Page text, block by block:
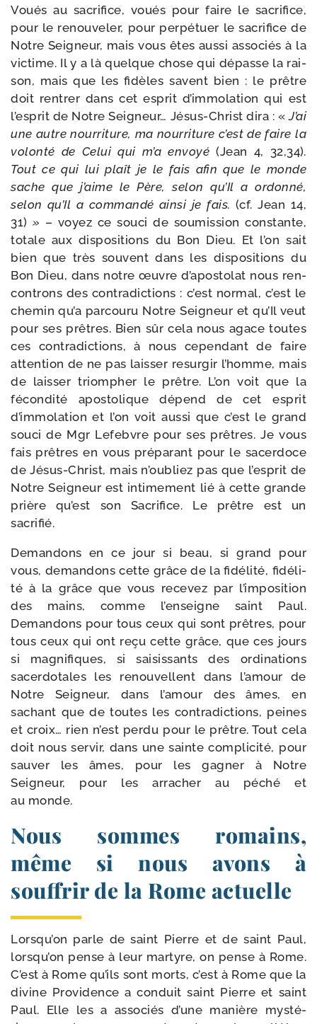
Voués au sacri­fice, voués pour faire le sacri­fice,
pour le renou­ve­ler, pour per­pé­tuer le sacri­fice de
Notre Seigneur, mais vous êtes aus­si asso­ciés à la
vic­time. Il y a là quelque chose qui dépasse la rai­
son, mais que les fidèles savent bien : le prêtre
doit ren­trer dans cet esprit d’immolation qui est
l’esprit de Notre Seigneur… Jésus-​Christ dira : «J’ai
une autre nour­ri­ture, ma nour­ri­ture c’est de faire la
volon­té de Celui qui m’a envoyé (Jean 4, 32,34).
Tout ce qui lui plaît je le fais afin que le monde
sache que j’aime le Père, selon qu’Il a ordon­né,
selon qu’Il a com­man­dé ain­si je fais. (cf. Jean 14,
31) » – voyez ce sou­ci de sou­mis­sion constante,
totale aux dis­po­si­tions du Bon Dieu. Et l’on sait
bien que très sou­vent dans les dis­po­si­tions du
Bon Dieu, dans notre œuvre d’apostolat nous ren­
con­trons des contra­dic­tions : c’est nor­mal, c’est le
che­min qu’a par­cou­ru Notre Seigneur et qu’Il veut
pour ses prêtres. Bien sûr cela nous agace toutes
ces contra­dic­tions, à nous cepen­dant de faire
atten­tion de ne pas lais­ser resur­gir l’homme, mais
de lais­ser triom­pher le prêtre. L’on voit que la
fécon­di­té apos­to­lique dépend de cet esprit
d’immolation et l’on voit aus­si que c’est le grand
sou­ci de Mgr Lefebvre pour ses prêtres. Je vous
fais prêtres en vous pré­pa­rant pour le sacer­doce
de Jésus-​Christ, mais n’oubliez pas que l’esprit de
Notre Seigneur est inti­me­ment lié à cette grande
prière qu’est son Sacrifice. Le prêtre est un
sacrifié.
Demandons en ce jour si beau, si grand pour
vous, deman­dons cette grâce de la fidé­li­té, fidé­li­
té à la grâce que vous rece­vez par l’imposition
des mains, comme l’enseigne saint Paul.
Demandons pour tous ceux qui sont prêtres, pour
tous ceux qui ont reçu cette grâce, que ces jours
si magni­fiques, si sai­sis­sants des ordi­na­tions
sacer­do­tales les renou­vellent dans l’amour de
Notre Seigneur, dans l’amour des âmes, en
sachant que de toutes les contra­dic­tions, peines
et croix… rien n’est per­du pour le prêtre. Tout cela
doit nous ser­vir, dans une sainte com­pli­ci­té, pour
sau­ver les âmes, pour les gagner à Notre
Seigneur, pour les arra­cher au péché et
au monde.
Nous sommes romains,
même si nous avons à
souffrir de la Rome actuelle
Lorsqu’on parle de saint Pierre et de saint Paul,
lorsqu’on pense à leur mar­tyre, on pense à Rome.
C’est à Rome qu’ils sont morts, c’est à Rome que la
divine Providence a conduit saint Pierre et saint
Paul. Elle les a asso­ciés d’une manière mys­té­